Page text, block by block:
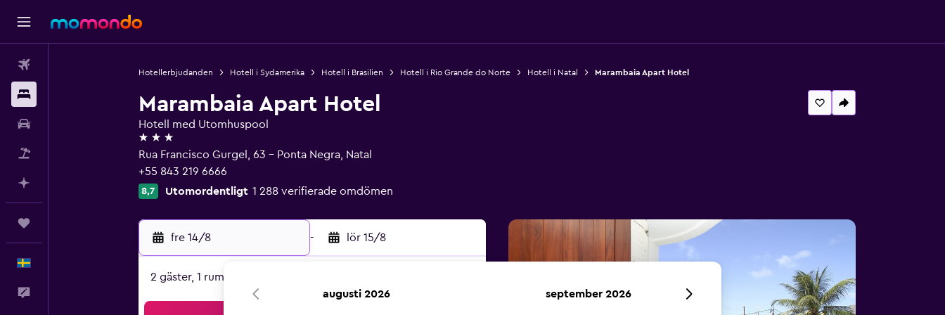
Hotellerbjudanden Hotell i Sydamerika Hotell i Brasilien Hotell i Rio Grande do Norte Hotell i Natal Marambaia Apart Hotel
Marambaia Apart Hotel
Hotell med Utomhuspool
3 stjärnor
Rua Francisco Gurgel, 63 - Ponta Negra, Natal
+55 843 219 6666
8,7 Utomordentligt 1 288 verifierade omdömen
fre 14/8 - lör 15/8
2 gäster, 1 rum
augusti 2026 september 2026